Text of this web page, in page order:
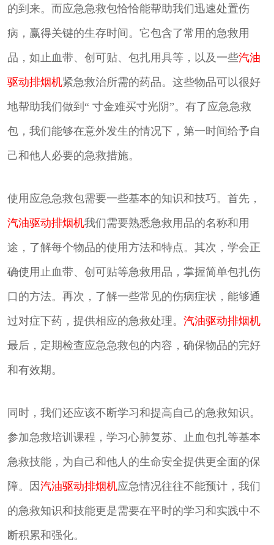
的到来。而应急急救包恰恰能帮助我们迅速处置伤
病，赢得关键的生存时间。它包含了常用的急救用
品，如止血带、创可贴、包扎用具等，以及一些汽油
驱动排烟机紧急救治所需的药品。这些物品可以很好
地帮助我们做到“ 寸金难买寸光阴”。有了应急急救
包，我们能够在意外发生的情况下，第一时间给予自
己和他人必要的急救措施。
使用应急急救包需要一些基本的知识和技巧。首先，
汽油驱动排烟机我们需要熟悉急救用品的名称和用
途，了解每个物品的使用方法和特点。其次，学会正
确使用止血带、创可贴等急救用品，掌握简单包扎伤
口的方法。再次，了解一些常见的伤病症状，能够通
过对症下药，提供相应的急救处理。 汽油驱动排烟机
最后，定期检查应急急救包的内容，确保物品的完好
和有效期。
同时，我们还应该不断学习和提高自己的急救知识。
参加急救培训课程，学习心肺复苏、止血包扎等基本
急救技能，为自己和他人的生命安全提供更全面的保
障。因汽油驱动排烟机应急情况往往不能预计，我们
的急救知识和技能更是需要在平时的学习和实践中不
断积累和强化。